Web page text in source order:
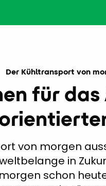
Der Kühltransport von
für
von morgen
in
schon